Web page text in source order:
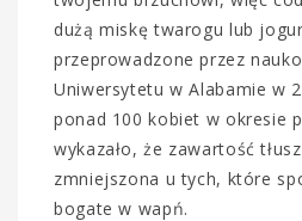
dużą miskę twarogu lub
przeprowadzone przez
Uniwersytetu w Alabamie w
ponad 100 kobiet w okresie
wykazało, że zawartość
zmniejszona u tych, które
bogate w wapń.